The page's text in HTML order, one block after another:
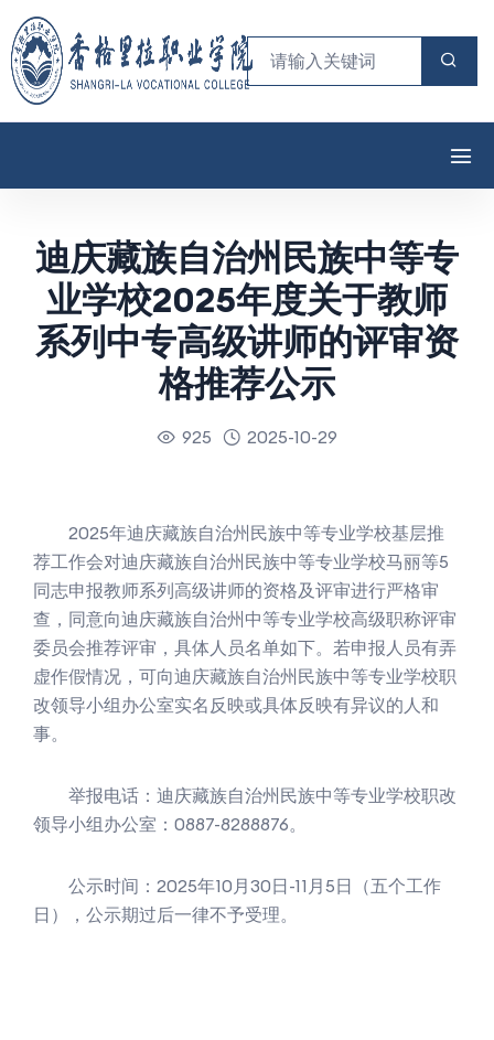
迪庆藏族自治州民族中等专
业学校2025年度关于教师
系列中专高级讲师的评审资
格推荐公示
925 2025-10-29
2025年迪庆藏族自治州民族中等专业学校基层推
荐工作会对迪庆藏族自治州民族中等专业学校马丽等5
同志申报教师系列高级讲师的资格及评审进行严格审
查，同意向迪庆藏族自治州中等专业学校高级职称评审
委员会推荐评审，具体人员名单如下。 若申报人员有弄
虚作假情况，可向迪庆藏族自治州民族中等专业学校职
改领导小组办公室实名反映或具体反映有异议的人和
事。
举报电话：迪庆藏族自治州民族中等专业学校职改
领导小组办公室：0887-8288876。
公示时间：2025年10月30日-11月5日（五个工作
日），公示期过后一律不予受理。